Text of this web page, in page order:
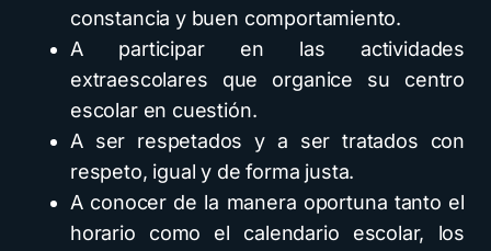
constancia y buen comportamiento.
A participar en las actividades
extraescolares que organice su centro
escolar en cuestión.
A ser respetados y a ser tratados con
respeto, igual y de forma justa.
A conocer de la manera oportuna tanto el
horario como el calendario escolar, los